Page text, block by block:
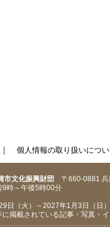
個人情報の取り扱いにつ
市文化振興財団 〒660-0881 兵
9時～午後5時00分
（火）～2027年1月3日（日）
に掲載されている記事・写真・